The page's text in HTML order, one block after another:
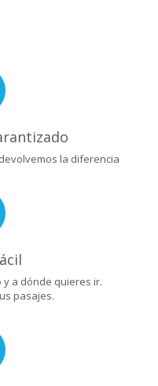
la diferencia
a dónde quieres ir.
pasajes.